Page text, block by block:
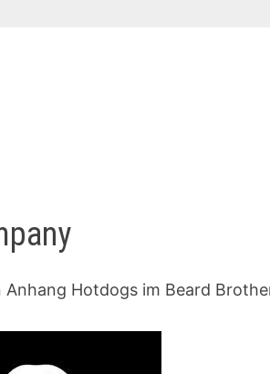
Hotdogs im Beard